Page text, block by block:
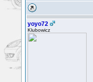
yoyo72
Klubowicz